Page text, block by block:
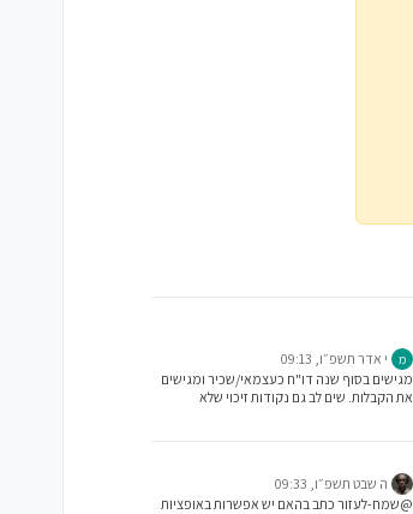
מ
י אדר תשפ״ו, 09:13
מגישים בסוף שנה דו"ח כעצמאי/שכיר ומגישים
את הקבלות. שים לב גם נקודות זיכוי שלא
ה שבט תשפ״ו, 09:33
@שמח-לעזור כתב בהאם יש אפשרות באופציות